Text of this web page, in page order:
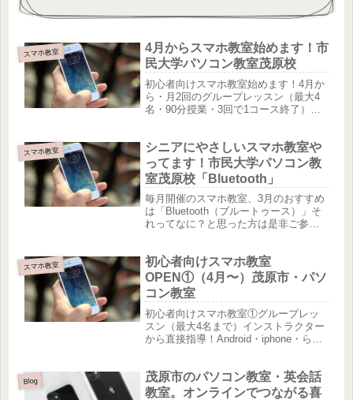
スマホ教室
4月からスマホ教室始めます！市
民大学パソコン教室茂原校
初心者向けスマホ教室始めます！4月か
ら・月2回のグループレッスン（最大4
名・90分授業・3回で1コース終了）・
べます。初回購入特典あります！詳し
くは、お問合せください。お...
スマホ教室
シニアにやさしいスマホ教室や
ってます！市民大学パソコン教
室茂原校「Bluetooth」
毎月開催のスマホ教室、3月のおすすめ
は「Bluetooth（ブルートゥース）」そ
れってなに？と思った方は是非ご参加
り、音楽を聴くときにスピーカーをつ
ないだり車のカー...
スマホ教室
初心者向けスマホ教室
OPEN①（4月〜）茂原市・パソ
コン教室
初心者向けスマホ教室①グループレッ
スン（最大4名まで）インストラクター
から直接指導！Android・iphone・らく
ダーでの時間・受講内容となりま
す。・受講料 チケット購...
Blog
茂原市のパソコン教室・英会話
教室。オンラインでつながる喜